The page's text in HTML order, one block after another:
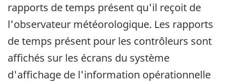
rapports de temps présent qu'il reçoit de
l'observateur météorologique. Les rapports
de temps présent pour les contrôleurs sont
affichés sur les écrans du système
d'affichage de l'information opérationnelle